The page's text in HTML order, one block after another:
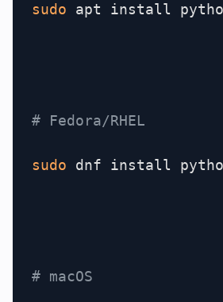
sudo apt install
# Fedora/RHEL
sudo dnf install
# macOS